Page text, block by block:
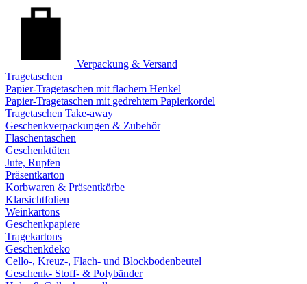
Verpackung & Versand
Tragetaschen
Papier-Tragetaschen mit flachem Henkel
Papier-Tragetaschen mit gedrehtem Papierkordel
Tragetaschen Take-away
Geschenkverpackungen & Zubehör
Flaschentaschen
Geschenktüten
Jute, Rupfen
Präsentkarton
Korbwaren & Präsentkörbe
Klarsichtfolien
Weinkartons
Geschenkpapiere
Tragekartons
Geschenkdeko
Cello-, Kreuz-, Flach- und Blockbodenbeutel
Geschenk- Stoff- & Polybänder